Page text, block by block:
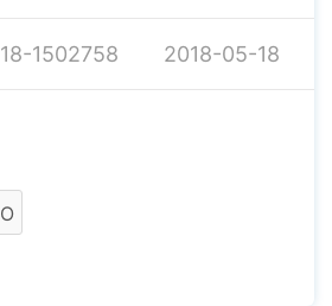
1502758 2018-05-18